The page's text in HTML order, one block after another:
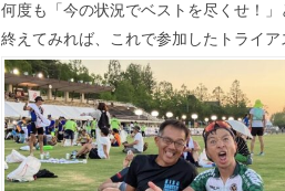
何度も「今の状況でベストを尽くせ！
終えてみれば、これで参加したトライ